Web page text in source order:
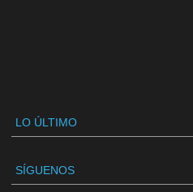
LO ÚLTIMO
SÍGUENOS